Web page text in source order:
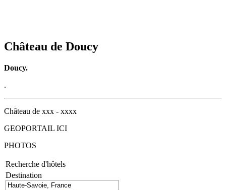
Château de Doucy
Doucy.
.
Château de xxx - xxxx
GEOPORTAIL ICI
PHOTOS
Recherche d'hôtels
Destination